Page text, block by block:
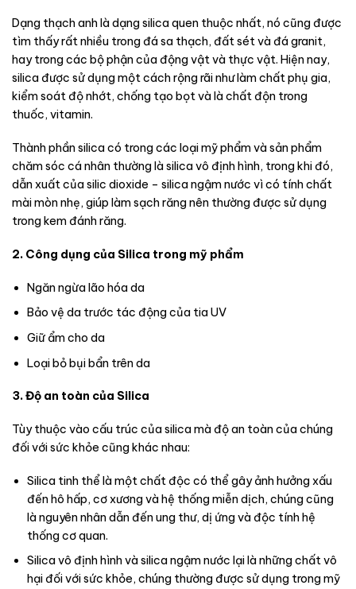
Dạng thạch anh là dạng silica quen thuộc nhất, nó cũng được
tìm thấy rất nhiều trong đá sa thạch, đất sét và đá granit,
hay trong các bộ phận của động vật và thực vật. Hiện nay,
silica được sử dụng một cách rộng rãi như làm chất phụ gia,
kiểm soát độ nhớt, chống tạo bọt và là chất độn trong
thuốc, vitamin.
Thành phần silica có trong các loại mỹ phẩm và sản phẩm
chăm sóc cá nhân thường là silica vô định hình, trong khi đó,
dẫn xuất của silic dioxide – silica ngậm nước vì có tính chất
mài mòn nhẹ, giúp làm sạch răng nên thường được sử dụng
trong kem đánh răng.
2. Công dụng của Silica trong mỹ phẩm
Ngăn ngừa lão hóa da
Bảo vệ da trước tác động của tia UV
Giữ ẩm cho da
Loại bỏ bụi bẩn trên da
3. Độ an toàn của Silica
Tùy thuộc vào cấu trúc của silica mà độ an toàn của chúng
đối với sức khỏe cũng khác nhau:
Silica tinh thể là một chất độc có thể gây ảnh hưởng xấu
đến hô hấp, cơ xương và hệ thống miễn dịch, chúng cũng
là nguyên nhân dẫn đến ung thư, dị ứng và độc tính hệ
thống cơ quan.
Silica vô định hình và silica ngậm nước lại là những chất vô
hại đối với sức khỏe, chúng thường được sử dụng trong mỹ